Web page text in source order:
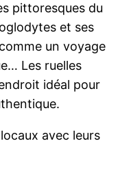
pittoresques du
et ses
un voyage
Les ruelles
idéal pour
avec leurs